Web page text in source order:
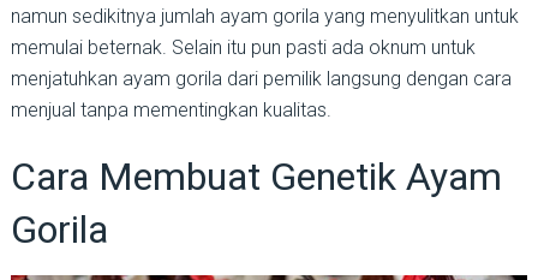
namun sedikitnya jumlah ayam gorila yang menyulitkan untuk
memulai beternak. Selain itu pun pasti ada oknum untuk
menjatuhkan ayam gorila dari pemilik langsung dengan cara
menjual tanpa mementingkan kualitas.
Cara Membuat Genetik Ayam
Gorila